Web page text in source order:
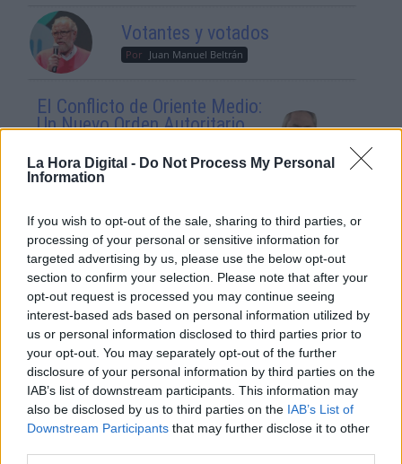
La Hora Digital - Do Not Process My Personal
Information
If you wish to opt-out of the sale, sharing to third parties, or
processing of your personal or sensitive information for
targeted advertising by us, please use the below opt-out
section to confirm your selection. Please note that after your
opt-out request is processed you may continue seeing
interest-based ads based on personal information utilized by
us or personal information disclosed to third parties prior to
your opt-out. You may separately opt-out of the further
disclosure of your personal information by third parties on the
IAB’s list of downstream participants. This information may
also be disclosed by us to third parties on the IAB’s List of
Downstream Participants that may further disclose it to other
Votantes y votados
Por Juan Manuel Beltrán
El Conflicto de Oriente Medio:
Un Nuevo Orden Autoritario
Por
Álvaro Frutos Rosado y Gabinete
Geopolítica de Crisis
Reconquista leonesa
Por Carlos Miranda
Clara Campoamor: Mi sueño,
mi pesadilla
María Pérez Herrero
NOTICIAS MAS VISTAS